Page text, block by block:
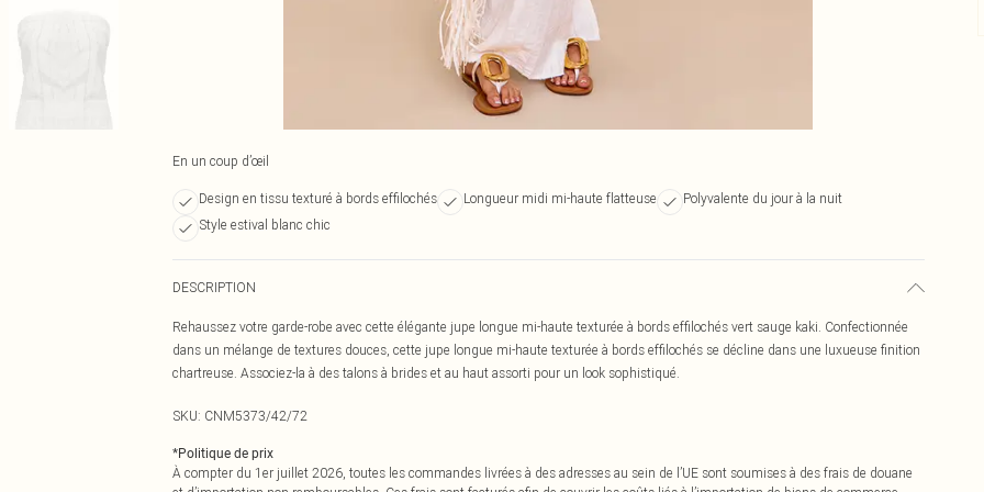
En un coup d’œil
Design en tissu texturé à bords effilochés Longueur midi mi-haute flatteuse
Polyvalente du jour à la nuit
Style estival blanc chic
DESCRIPTION
Rehaussez votre garde-robe avec cette élégante jupe longue mi-haute texturée à bords effilochés vert sauge kaki. Confectionnée
dans un mélange de textures douces, cette jupe longue mi-haute texturée à bords effilochés se décline dans une luxueuse finition
chartreuse. Associez-la à des talons à brides et au haut assorti pour un look sophistiqué.
SKU: CNM5373/42/72
*Politique de prix
À compter du 1er juillet 2026, toutes les commandes livrées à des adresses au sein de l’UE sont soumises à des frais de douane